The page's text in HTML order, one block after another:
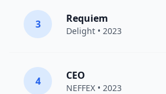
3 Requiem
Delight • 2023
4 CEO
NEFFEX • 2023